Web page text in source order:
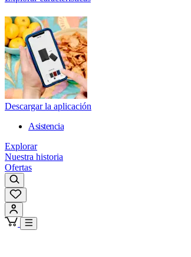
Descargar la aplicación
Asistencia
Explorar
Nuestra historia
Ofertas